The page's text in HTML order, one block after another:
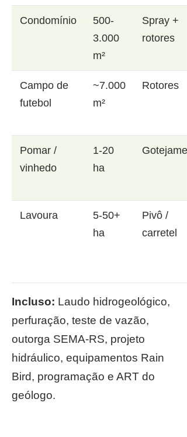
Condomínio
500-
3.000
m²
Spray +
rotores
Campo de
futebol
~7.000
m²
Rotores
Pomar /
vinhedo
1-20
ha
Lavoura
5-50+
ha
Pivô /
carretel
Incluso: Laudo hidrogeológico,
perfuração, teste de vazão,
outorga SEMA-RS, projeto
hidráulico, equipamentos Rain
Bird, programação e ART do
geólogo.